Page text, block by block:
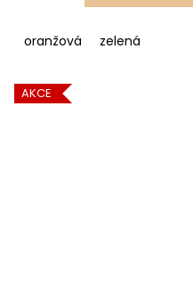
oranžová zelená
AKCE